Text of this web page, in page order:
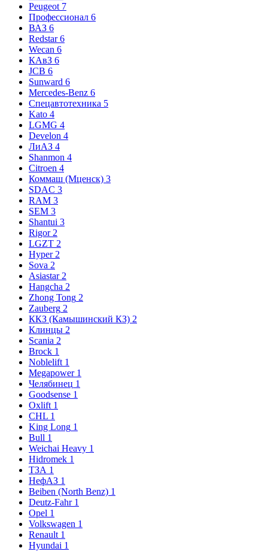
Peugeot 7
Профессионал 6
ВАЗ 6
Redstar 6
Wecan 6
КАвЗ 6
JCB 6
Sunward 6
Mercedes-Benz 6
Спецавтотехника 5
Kato 4
LGMG 4
Develon 4
ЛиАЗ 4
Shanmon 4
Citroen 4
Коммаш (Мценск) 3
SDAC 3
RAM 3
SEM 3
Shantui 3
Rigor 2
LGZT 2
Hyper 2
Sova 2
Asiastar 2
Hangcha 2
Zhong Tong 2
Zauberg 2
ККЗ (Камышинский КЗ) 2
Клинцы 2
Scania 2
Brock 1
Noblelift 1
Megapower 1
Челябинец 1
Goodsense 1
Oxlift 1
CHL 1
King Long 1
Bull 1
Weichai Heavy 1
Hidromek 1
ТЗА 1
НефАЗ 1
Beiben (North Benz) 1
Deutz-Fahr 1
Opel 1
Volkswagen 1
Renault 1
Hyundai 1